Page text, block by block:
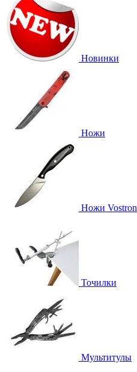
Новинки
Ножи
Ножи Vostron
Точилки
Мультитулы